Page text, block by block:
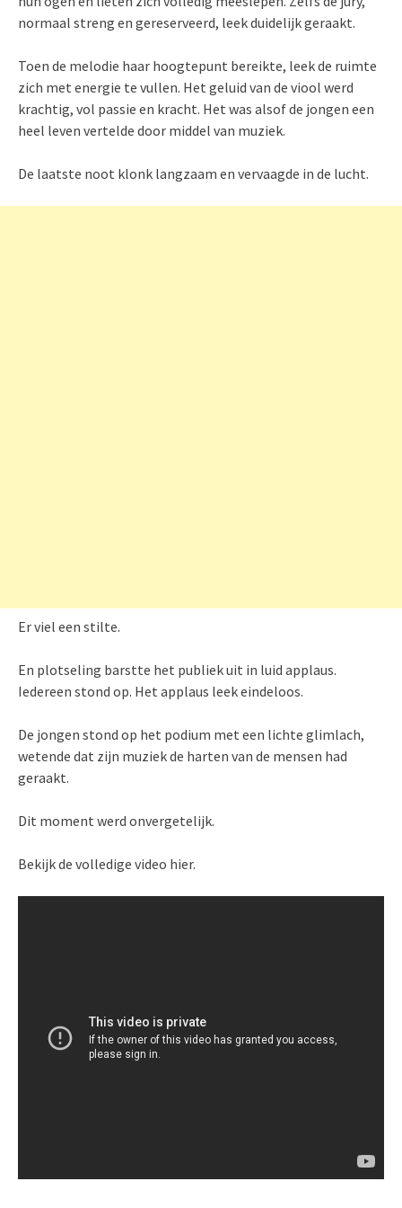
normaal streng en gereserveerd, leek duidelijk geraakt.
Toen de melodie haar hoogtepunt bereikte, leek de ruimte
zich met energie te vullen. Het geluid van de viool werd
krachtig, vol passie en kracht. Het was alsof de jongen een
heel leven vertelde door middel van muziek.
De laatste noot klonk langzaam en vervaagde in de lucht.
Er viel een stilte.
En plotseling barstte het publiek uit in luid applaus.
Iedereen stond op. Het applaus leek eindeloos.
De jongen stond op het podium met een lichte glimlach,
wetende dat zijn muziek de harten van de mensen had
geraakt.
Dit moment werd onvergetelijk.
Bekijk de volledige video hier.